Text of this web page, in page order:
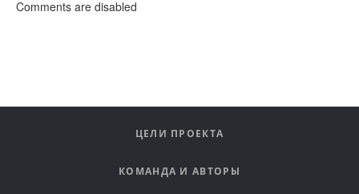
Comments are disabled
ЦЕЛИ ПРОЕКТА
КОМАНДА И АВТОРЫ